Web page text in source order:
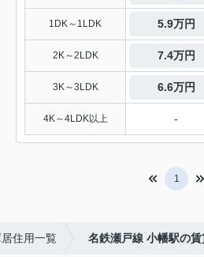
1DK～1LDK 5.9万円
2K～2LDK 7.4万円
3K～3LDK 6.6万円
4K～4LDK以上 -
1
住用一覧 名鉄瀬戸線 小幡駅の